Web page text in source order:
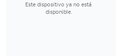
Este dispositivo ya no está
disponible.